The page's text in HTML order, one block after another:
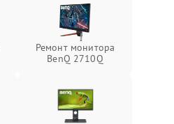
Ремонт монитора
BenQ 2710Q